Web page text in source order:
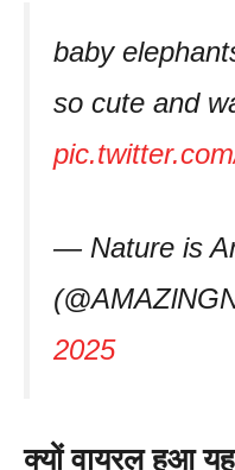
baby
so cute and
— Nature is
2025
क्यों वायरल हुआ यह